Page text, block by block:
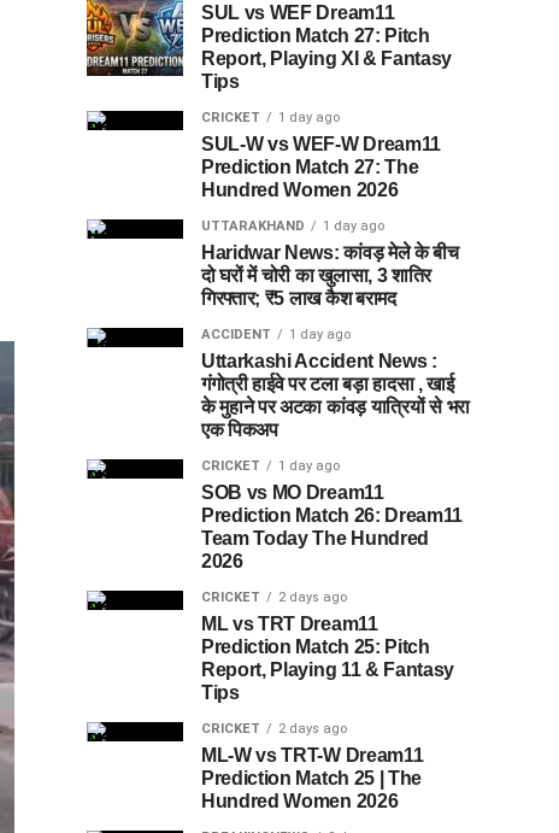
SUL vs WEF Dream11
Prediction Match 27: Pitch
Report, Playing XI & Fantasy
Tips
CRICKET 1 day ago
SUL-W vs WEF-W Dream11
Prediction Match 27: The
Hundred Women 2026
UTTARAKHAND 1 day ago
Haridwar News: कांवड़ मेले के बीच
दो घरों में चोरी का खुलासा, 3 शातिर
गिरफ्तार; ₹5 लाख कैश बरामद
ACCIDENT 1 day ago
Uttarkashi Accident News :
गंगोत्री हाईवे पर टला बड़ा हादसा , खाई
के मुहाने पर अटका कांवड़ यात्रियों से भरा
एक पिकअप
CRICKET 1 day ago
SOB vs MO Dream11
Prediction Match 26: Dream11
Team Today The Hundred
2026
CRICKET 2 days ago
ML vs TRT Dream11
Prediction Match 25: Pitch
Report, Playing 11 & Fantasy
Tips
CRICKET 2 days ago
ML-W vs TRT-W Dream11
Prediction Match 25 | The
Hundred Women 2026